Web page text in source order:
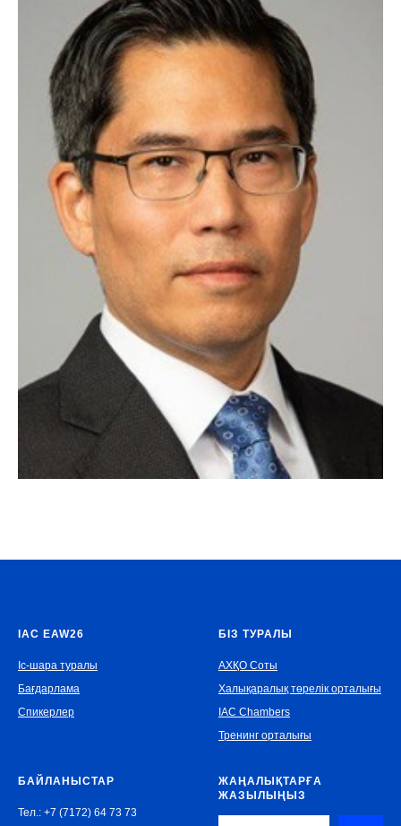
IAC EAW26
Іс-шара туралы
Бағдарлама
Спикерлер
БІЗ ТУРАЛЫ
АХҚО Соты
Халықаралық төрелік орталығы
IAC Chambers
Тренинг орталығы
БАЙЛАНЫСТАР
Тел.: +7 (7172) 64 73 73
ЖАҢАЛЫҚТАРҒА
ЖАЗЫЛЫҢЫЗ